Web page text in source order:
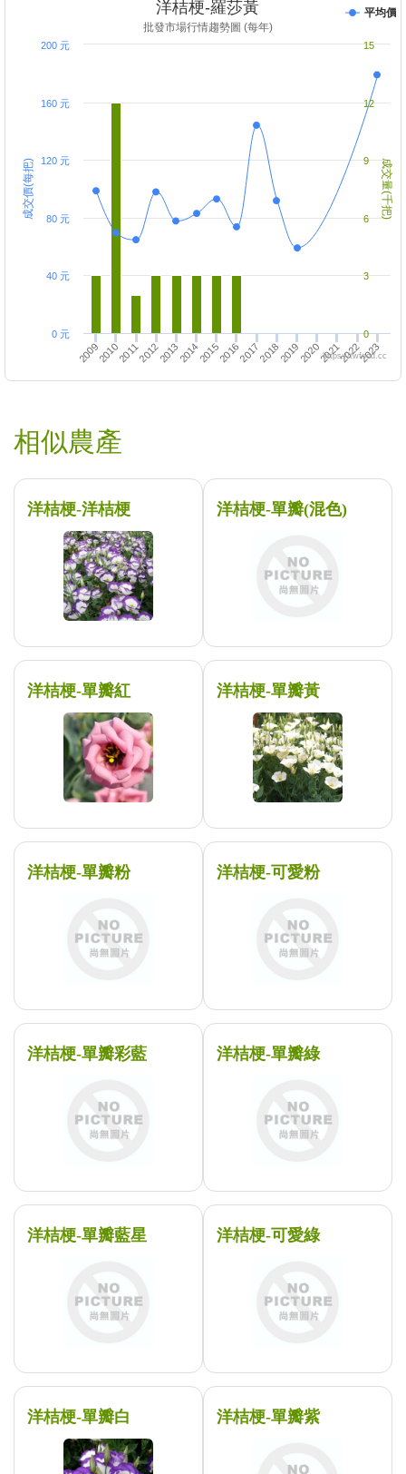
成交價(每把) 成交量(千把)
洋桔梗-羅莎黃
批發市場行情趨勢圖 (每年)
平均價
200920102011201220132014201520162017201820192020202120222023
0 元
40 元
80 元
120 元
160 元
200 元
0
3
6
9
12
15
https://twfood.cc
相似農產
洋桔梗-洋桔梗 洋桔梗-單瓣(混色)
洋桔梗-單瓣紅 洋桔梗-單瓣黃
洋桔梗-單瓣粉 洋桔梗-可愛粉
洋桔梗-單瓣彩藍 洋桔梗-單瓣綠
洋桔梗-單瓣藍星 洋桔梗-可愛綠
洋桔梗-單瓣白 洋桔梗-單瓣紫